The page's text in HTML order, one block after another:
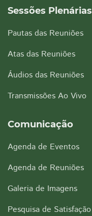
Sessões Plenárias
Pautas das Reuniões
Atas das Reuniões
Áudios das Reuniões
Transmissões Ao Vivo
Comunicação
Agenda de Eventos
Agenda de Reuniões
Galeria de Imagens
Pesquisa de Satisfação